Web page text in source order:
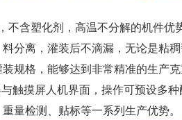
不含塑化剂，高温不分解的机件优
分离，灌装后不滴漏，无论是粘
规格，能够达到非常精准的生产克
触摸屏人机界面，操作可预设多种
量检测、贴标等一系列生产优势。